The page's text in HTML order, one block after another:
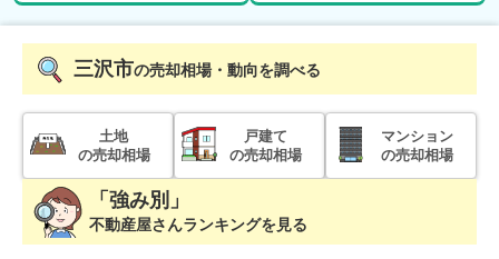
400万円
状態:更地 土地面積: 364㎡
100万円
三沢市の売却相場・動向を調べる
土地
の売却相場
戸建て
の売却相場
マンション
の売却相場
「強み別」
不動産屋さんランキングを見る